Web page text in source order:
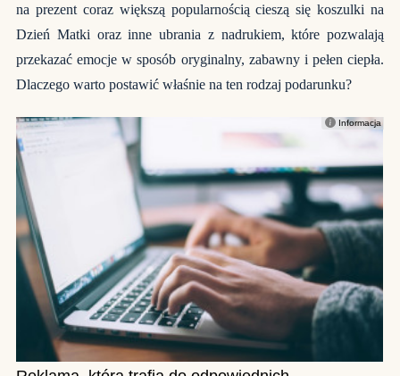
na prezent coraz większą popularnością cieszą się koszulki na
Dzień Matki oraz inne ubrania z nadrukiem, które pozwalają
przekazać emocje w sposób oryginalny, zabawny i pełen ciepła.
Dlaczego warto postawić właśnie na ten rodzaj podarunku?